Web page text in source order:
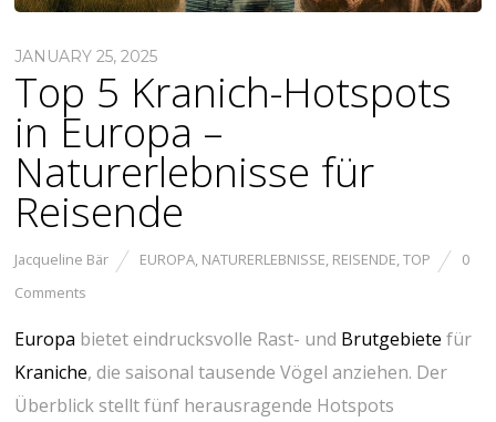
JANUARY 25, 2025
Top 5 Kranich-Hotspots
in Europa –
Naturerlebnisse für
Reisende
Jacqueline Bär EUROPA, NATURERLEBNISSE, REISENDE,TOP
0
Comments
Europa bietet eindrucksvolle Rast- und ⁤ Brutgebiete ⁤ für
Kraniche, die saisonal ‍tausende Vögel anziehen. Der
Überblick stellt fünf herausragende Hotspots